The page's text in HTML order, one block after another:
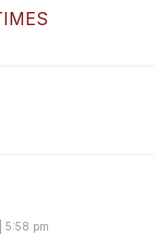
5:58 pm